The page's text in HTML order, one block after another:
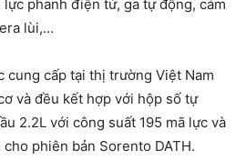
phanh điện tử, ga tự động, cảm
lùi,…
cung cấp tại thị trường Việt Nam
và đều kết hợp với hộp số tự
2.2L với công suất 195 mã lực và
phiên bản Sorento DATH.